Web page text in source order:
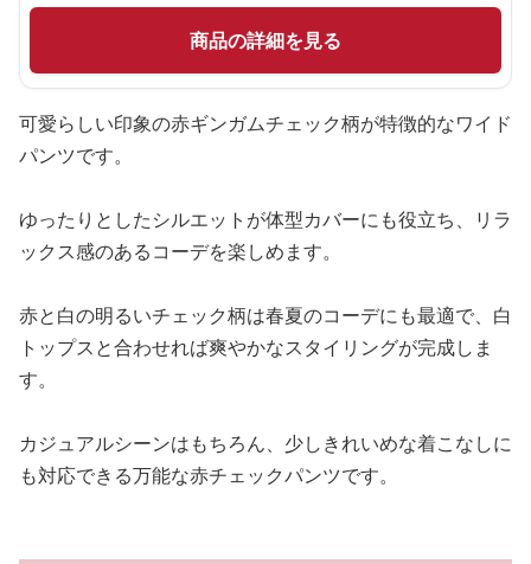
商品の詳細を見る
可愛らしい印象の赤ギンガムチェック柄が特徴的なワイド
パンツです。
ゆったりとしたシルエットが体型カバーにも役立ち、リラ
ックス感のあるコーデを楽しめます。
赤と白の明るいチェック柄は春夏のコーデにも最適で、白
トップスと合わせれば爽やかなスタイリングが完成しま
す。
カジュアルシーンはもちろん、少しきれいめな着こなしに
も対応できる万能な赤チェックパンツです。